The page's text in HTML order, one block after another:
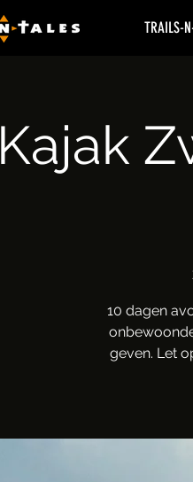
TRAILS-
Kajak
10 dagen
geven. Let